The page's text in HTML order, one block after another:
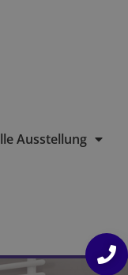
Ausstellung